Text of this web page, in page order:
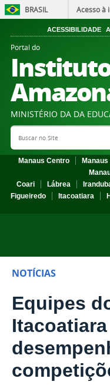
BRASIL Acesso à
ACESSIBILIDADE
Portal do
MINISTÉRIO DA DA
Search Site
Manaus Centro
Coari
Lábrea
Figueiredo
Itacoatiara
NOTÍCIAS
Equipes